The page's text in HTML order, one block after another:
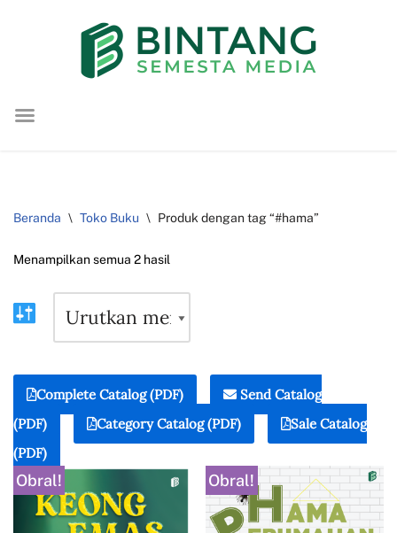
konten
Beranda \ Toko Buku \ Produk dengan tag “#hama”
Menampilkan semua 2 hasil
Complete Catalog (PDF)
Send Catalog
(PDF)
Category Catalog (PDF)
Sale Catalog
(PDF)
Obral! Obral!